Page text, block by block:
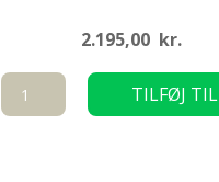
2.195,00 kr.
BLACK
LINE
TILFØJ TIL
KURV